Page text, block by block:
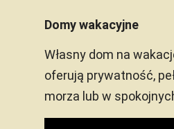
Domy wakacyjne
Własny dom na
oferują prywatność,
morza lub w